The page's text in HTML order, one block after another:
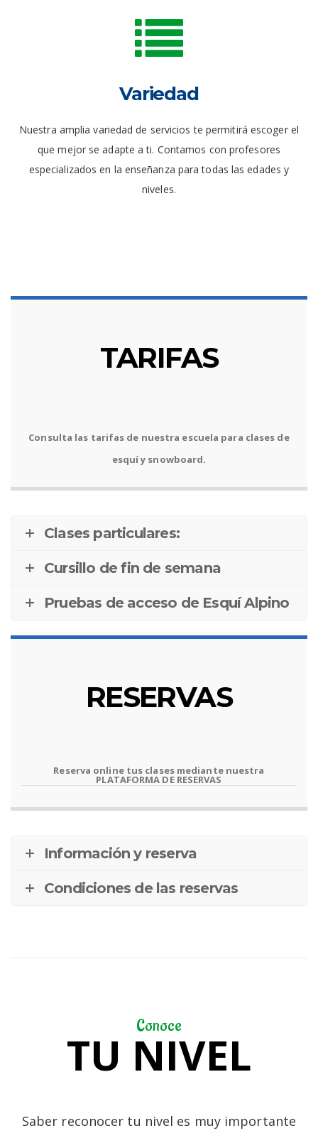
Variedad
Nuestra amplia variedad de servicios te permitirá escoger el
que mejor se adapte a ti. Contamos con profesores
especializados en la enseñanza para todas las edades y
niveles.
TARIFAS
Consulta las tarifas de nuestra escuela para clases de
esquí y snowboard.
Clases particulares:
Cursillo de fin de semana
Pruebas de acceso de Esquí Alpino
RESERVAS
Reserva online tus clases mediante nuestra
PLATAFORMA DE RESERVAS
Información y reserva
Condiciones de las reservas
Conoce
TU NIVEL
Saber reconocer tu nivel es muy importante